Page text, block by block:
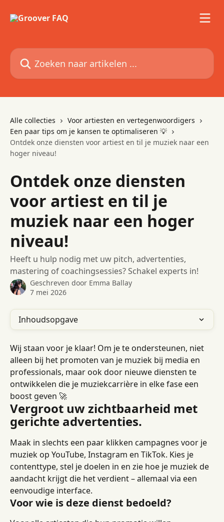
Zoeken naar artikelen ...
Alle collecties
Voor artiesten en vertegenwoordigers
Een paar tips om je kansen te optimaliseren 💡
Ontdek onze diensten voor artiest en til je muziek naar een
hoger niveau!
Ontdek onze diensten
voor artiest en til je
muziek naar een hoger
niveau!
Heeft u hulp nodig met uw pitch, advertenties,
mastering of coachingsessies? Schakel experts in!
Geschreven door Emma Ballay
7 mei 2026
Inhoudsopgave
Wij staan ​​voor je klaar! Om je te ondersteunen, niet
alleen bij het promoten van je muziek bij media en
professionals, maar ook door nieuwe diensten te
ontwikkelen die je muziekcarrière in elke fase een
boost geven 🚀
Vergroot uw zichtbaarheid met
gerichte advertenties.
Maak in slechts een paar klikken campagnes voor je
muziek op YouTube, Instagram en TikTok. Kies je
contenttype, stel je doelen in en zie hoe je muziek de
aandacht krijgt die het verdient – ​​allemaal via een
eenvoudige interface.
Voor wie is deze dienst bedoeld?